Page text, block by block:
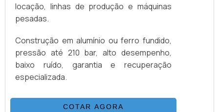
locação, linhas de produção e máquinas
pesadas.
Construção em alumínio ou ferro fundido,
pressão até 210 bar, alto desempenho,
baixo ruído, garantia e recuperação
especializada.
COTAR AGORA